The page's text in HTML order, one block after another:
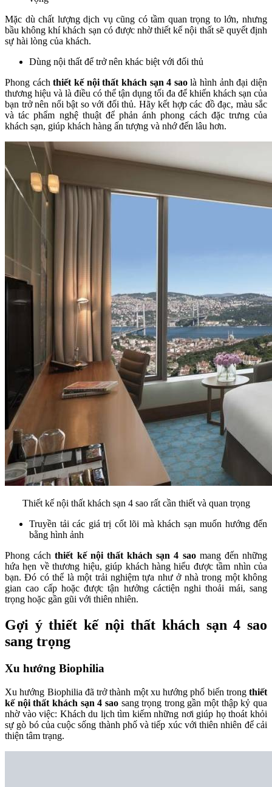
Mặc dù chất lượng dịch vụ cũng có tầm quan trọng to lớn, nhưng
bầu không khí khách sạn có được nhờ thiết kế nội thất sẽ quyết định
sự hài lòng của khách.
Dùng nội thất để trở nên khác biệt với đối thủ
Phong cáchthiết kế nội thất khách sạn 4 saolà hình ảnh đại diện
thương hiệu và là điều có thể tận dụng tối đa để khiến khách sạn của
bạn trở nên nổi bật so với đối thủ. Hãy kết hợp các đồ đạc, màu sắc
và tác phẩm nghệ thuật để phản ánh phong cách đặc trưng của
khách sạn, giúp khách hàng ấn tượng và nhớ đến lâu hơn.
Thiết kế nội thất khách sạn 4 sao rất cần thiết và quan trọng
Truyền tải các giá trị cốt lõi mà khách sạn muốn hướng đến
bằng hình ảnh
Phong cáchthiết kế nội thất khách sạn 4 saomang đến những
hứa hẹn về thương hiệu, giúp khách hàng hiểu được tầm nhìn của
bạn. Đó có thể là một trải nghiệm tựa như ở nhà trong một không
gian cao cấp hoặc được tận hưởng cáctiện nghi thoải mái, sang
trọng hoặc gần gũi với thiên nhiên.
Gợi ý thiết kế nội thất khách sạn 4 sao
sang trọng
Xu hướng Biophilia
Xu hướng Biophilia đã trở thành một xu hướng phổ biến trong thiết
kế nội thất khách sạn 4 sao sang trọng trong gần một thập kỷ qua
nhờ vào việc: Khách du lịch tìm kiếm những nơi giúp họ thoát khỏi
sự gò bó của cuộc sống thành phố và tiếp xúc với thiên nhiên để cải
thiện tâm trạng.